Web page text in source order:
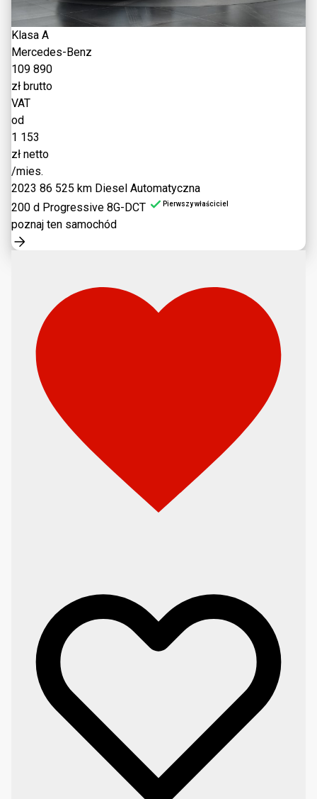
Klasa A
Mercedes-Benz
109 890
zł brutto
VAT
od
1 153
zł netto
/mies.
2023 86 525 km Diesel Automatyczna
200 d Progressive 8G-DCT
Pierwszy właściciel
poznaj ten samochód